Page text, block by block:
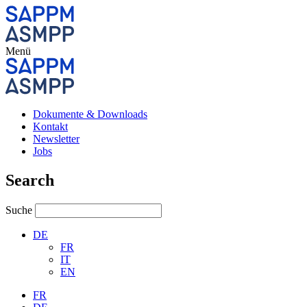
Menü
Dokumente & Downloads
Kontakt
Newsletter
Jobs
Search
Suche
DE
FR
IT
EN
FR